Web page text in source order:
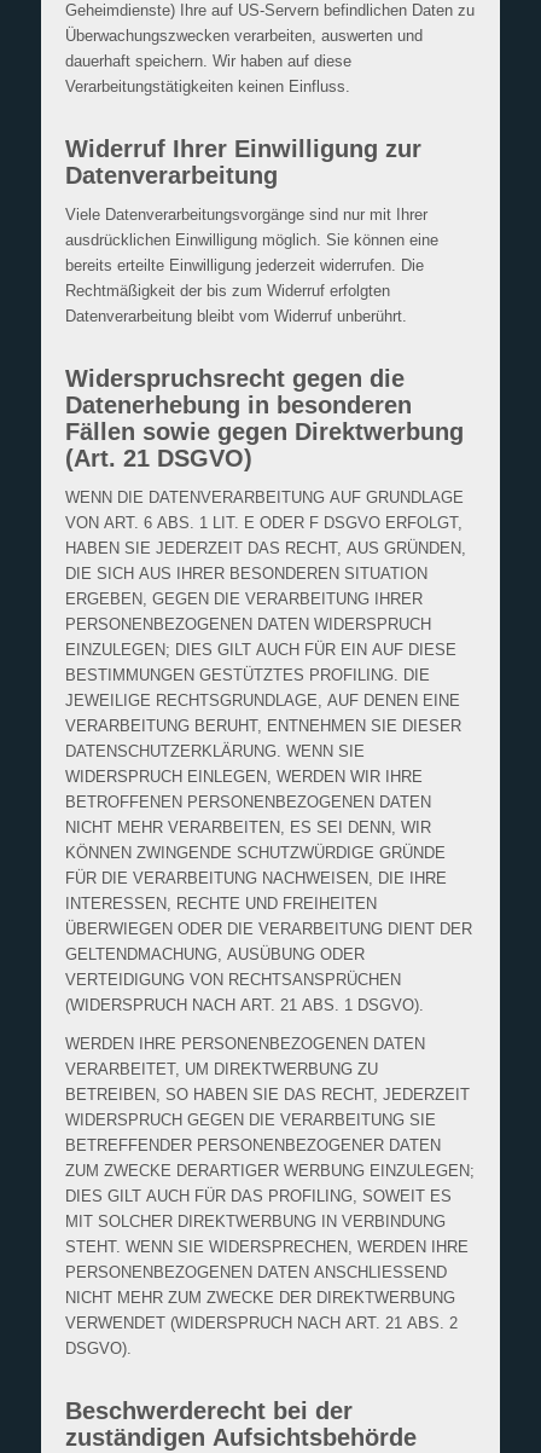
Geheimdienste) Ihre auf US-Servern befindlichen Daten zu
Überwachungszwecken verarbeiten, auswerten und
dauerhaft speichern. Wir haben auf diese
Verarbeitungstätigkeiten keinen Einfluss.
Widerruf Ihrer Einwilligung zur
Datenverarbeitung
Viele Datenverarbeitungsvorgänge sind nur mit Ihrer
ausdrücklichen Einwilligung möglich. Sie können eine
bereits erteilte Einwilligung jederzeit widerrufen. Die
Rechtmäßigkeit der bis zum Widerruf erfolgten
Datenverarbeitung bleibt vom Widerruf unberührt.
Widerspruchsrecht gegen die
Datenerhebung in besonderen
Fällen sowie gegen Direktwerbung
(Art. 21 DSGVO)
WENN DIE DATENVERARBEITUNG AUF GRUNDLAGE
VON ART. 6 ABS. 1 LIT. E ODER F DSGVO ERFOLGT,
HABEN SIE JEDERZEIT DAS RECHT, AUS GRÜNDEN,
DIE SICH AUS IHRER BESONDEREN SITUATION
ERGEBEN, GEGEN DIE VERARBEITUNG IHRER
PERSONENBEZOGENEN DATEN WIDERSPRUCH
EINZULEGEN; DIES GILT AUCH FÜR EIN AUF DIESE
BESTIMMUNGEN GESTÜTZTES PROFILING. DIE
JEWEILIGE RECHTSGRUNDLAGE, AUF DENEN EINE
VERARBEITUNG BERUHT, ENTNEHMEN SIE DIESER
DATENSCHUTZERKLÄRUNG. WENN SIE
WIDERSPRUCH EINLEGEN, WERDEN WIR IHRE
BETROFFENEN PERSONENBEZOGENEN DATEN
NICHT MEHR VERARBEITEN, ES SEI DENN, WIR
KÖNNEN ZWINGENDE SCHUTZWÜRDIGE GRÜNDE
FÜR DIE VERARBEITUNG NACHWEISEN, DIE IHRE
INTERESSEN, RECHTE UND FREIHEITEN
ÜBERWIEGEN ODER DIE VERARBEITUNG DIENT DER
GELTENDMACHUNG, AUSÜBUNG ODER
VERTEIDIGUNG VON RECHTSANSPRÜCHEN
(WIDERSPRUCH NACH ART. 21 ABS. 1 DSGVO).
WERDEN IHRE PERSONENBEZOGENEN DATEN
VERARBEITET, UM DIREKTWERBUNG ZU
BETREIBEN, SO HABEN SIE DAS RECHT, JEDERZEIT
WIDERSPRUCH GEGEN DIE VERARBEITUNG SIE
BETREFFENDER PERSONENBEZOGENER DATEN
ZUM ZWECKE DERARTIGER WERBUNG EINZULEGEN;
DIES GILT AUCH FÜR DAS PROFILING, SOWEIT ES
MIT SOLCHER DIREKTWERBUNG IN VERBINDUNG
STEHT. WENN SIE WIDERSPRECHEN, WERDEN IHRE
PERSONENBEZOGENEN DATEN ANSCHLIESSEND
NICHT MEHR ZUM ZWECKE DER DIREKTWERBUNG
VERWENDET (WIDERSPRUCH NACH ART. 21 ABS. 2
DSGVO).
Beschwerde­recht bei der
zuständigen Aufsichts­behörde